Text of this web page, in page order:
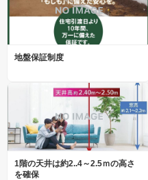
地盤保証制度
1階の天井は約2..4～2.5ｍの高さ
を確保